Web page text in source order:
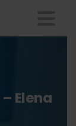
– Elena